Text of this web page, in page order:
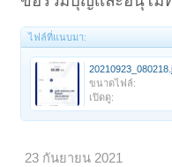
ไฟล์ที่แนบมา:
ขนาดไฟล์:
เปิดดู:
23 กันยายน 2021